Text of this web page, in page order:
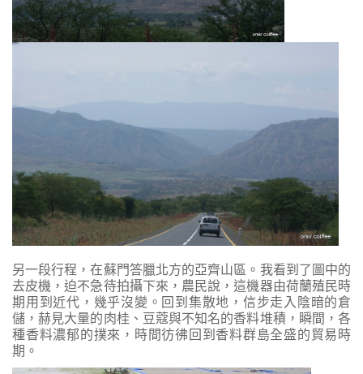
另一段行程，在蘇門答臘北方的亞齊山區。我看到了圖中的
去皮機，迫不急待拍攝下來，農民說，這機器由荷蘭殖民時
期用到近代，幾乎沒變。回到集散地，信步走入陰暗的倉
儲，赫見大量的肉桂、豆蔻與不知名的香料堆積，瞬間，各
種香料濃郁的撲來，時間彷彿回到香料群島全盛的貿易時
期。